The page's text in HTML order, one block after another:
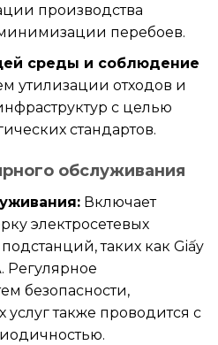
производства
перебоев.
среды и соблюдение
утилизации отходов и
с целью
стандартов.
обслуживания
Включает
электросетевых
таких как Giấy
Регулярное
безопасности,
также проводится с